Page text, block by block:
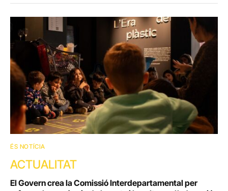
ÉS NOTÍCIA
ACTUALITAT
El Govern crea la Comissió Interdepartamental per